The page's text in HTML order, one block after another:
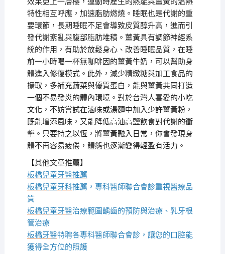
特性相互呼應，加速脂肪燃燒。睡眠也是代謝的重
要環節，長期睡眠不足會導致皮質醇升高，進而引
發代謝紊亂與腹部脂肪堆積。薑黃具有調節神經系
統的作用，有助於放鬆身心、改善睡眠品質，在睡
前一小時喝一杯無咖啡因的薑黃牛奶，可以幫助身
體進入修復模式。此外，減少精緻糖與加工食品的
攝取，多補充蔬菜與優質蛋白，能與薑黃共同打造
一個不易發炎的體內環境。對於台灣人喜愛的小吃
文化，不妨嘗試在滷味或湯麵中加入少許薑黃粉，
既能增添風味，又能降低高油高鹽飲食對代謝的衝
擊。只要持之以恆，將薑黃融入日常，你會發現身
體不再容易疲倦，體態也逐漸變得輕盈有活力。
【其他文章推薦】
板橋兒童牙醫推薦
板橋兒童牙科推薦，專科醫師聯合會診重視醫療品
質
板橋兒童牙醫治療範圍齲齒的預防與治療、乳牙根
管治療
板橋牙醫特聘各專科醫師聯合會診，讓您的口腔能
獲得全方位的照護